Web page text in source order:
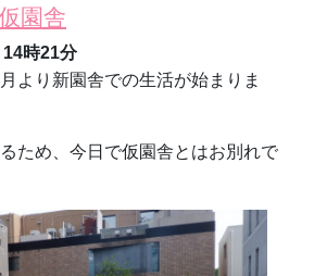
園舎
14時21分
より新園舎での生活が始まりま
ため、今日で仮園舎とはお別れで